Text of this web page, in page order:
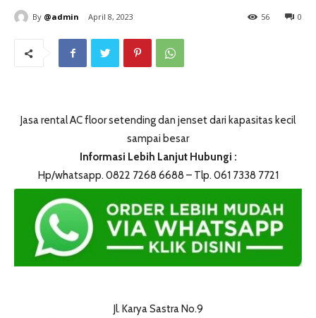
By @admin April 8, 2023 0
56
Jasa rental AC floor setending dan jenset dari kapasitas kecil
sampai besar
Informasi Lebih Lanjut Hubungi :
Hp/whatsapp. 0822 7268 6688 – Tlp. 061 7338 7721
Jl. Karya Sastra No.9